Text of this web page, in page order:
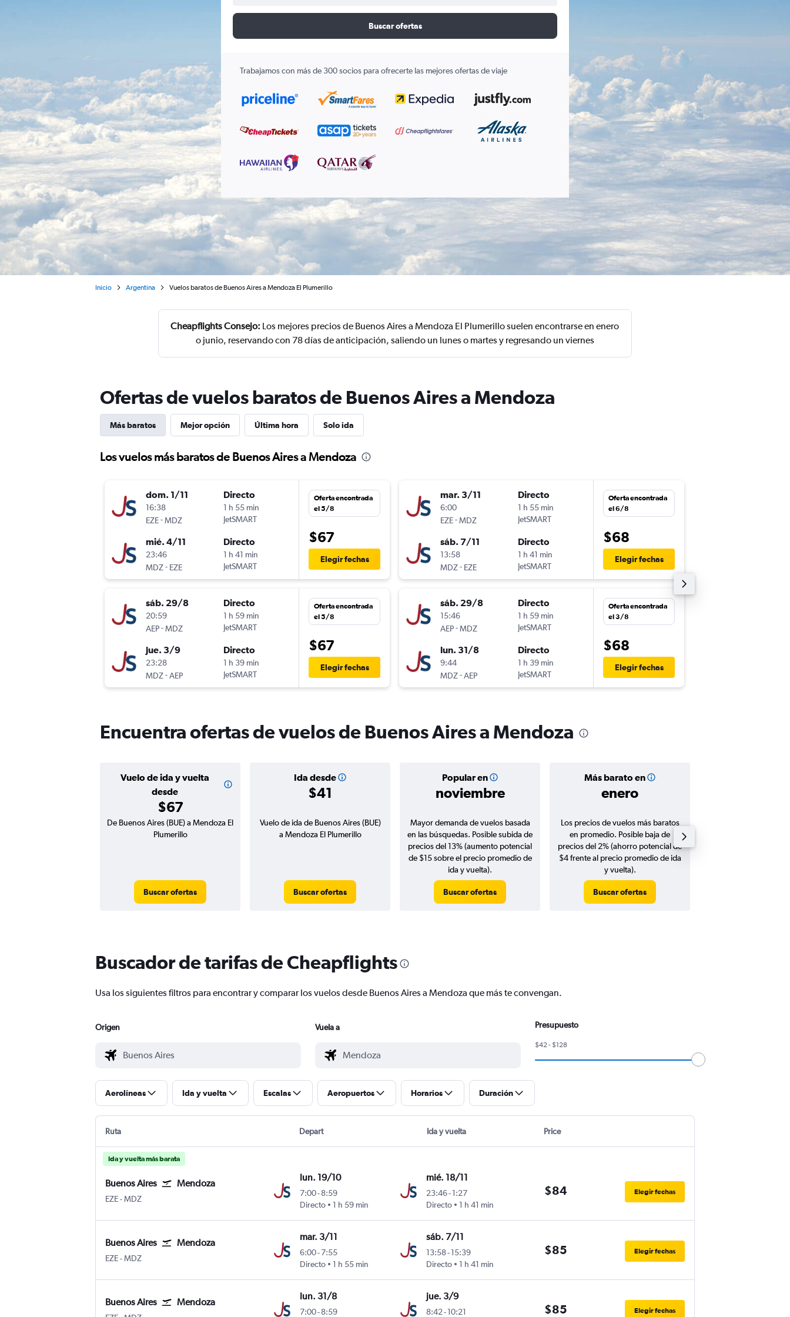
Buscar ofertas
Trabajamos con más de 300 socios para ofrecerte las mejores ofertas de viaje
Inicio Argentina Vuelos baratos de Buenos Aires a Mendoza El Plumerillo
Cheapflights Consejo: Los mejores precios de Buenos Aires a Mendoza El Plumerillo suelen encontrarse en enero
o junio, reservando con 78 días de anticipación, saliendo un lunes o martes y regresando un viernes
Ofertas de vuelos baratos de Buenos Aires a Mendoza
Más baratos Mejor opción Última hora Solo ida
Los vuelos más baratos de Buenos Aires a Mendoza
dom. 1/11
16:38
EZE-MDZ
Directo
1 h 55 min
JetSMART
mié. 4/11
23:46
MDZ- EZE
Directo
1 h 41 min
JetSMART
Oferta encontrada
el 5/8
$67
Elegir fechas
sáb. 29/8
20:59
AEP-MDZ
Directo
1 h 59 min
JetSMART
jue. 3/9
23:28
MDZ-AEP
Directo
1 h 39 min
JetSMART
Oferta encontrada
el 5/8
$67
Elegir fechas
mar. 3/11
6:00
EZE-MDZ
Directo
1 h 55 min
JetSMART
sáb. 7/11
13:58
MDZ- EZE
Directo
1 h 41 min
JetSMART
Oferta encontrada
el 6/8
$68
Elegir fechas
sáb. 29/8
15:46
AEP-MDZ
Directo
1 h 59 min
JetSMART
lun. 31/8
9:44
MDZ-AEP
Directo
1 h 39 min
JetSMART
Oferta encontrada
el 3/8
$68
Elegir fechas
Encuentra ofertas de vuelos de Buenos Aires a Mendoza
Vuelo de ida y vuelta
desde
$67
Ida desde
$41
Popular en
noviembre
Más barato en
enero
De Buenos Aires (BUE) a Mendoza El
Plumerillo
Buscar ofertas
Vuelo de ida de Buenos Aires (BUE)
a Mendoza El Plumerillo
Buscar ofertas
Mayor demanda de vuelos basada
en las búsquedas. Posible subida de
precios del 13% (aumento potencial
de $15 sobre el precio promedio de
ida y vuelta).
Buscar ofertas
Los precios de vuelos más baratos
en promedio. Posible baja de
precios del 2% (ahorro potencial de
$4 frente al precio promedio de ida
y vuelta).
Buscar ofertas
Buscador de tarifas de Cheapflights
Usa los siguientes filtros para encontrar y comparar los vuelos desde Buenos Aires a Mendoza que más te convengan.
Origen Vuela a Presupuesto
$42 - $128
Aerolíneas Ida y vuelta Escalas Aeropuertos Horarios Duración
Ruta Depart Ida y vuelta Price
Ida y vuelta más barata
Buenos Aires Mendoza
EZEBuenos Aires Internacional Ministro Pistarini
-MDZ
lun. 19/10
7:00-8:59
Directo
1 h 59 min
mié. 18/11
23:46-1:27
Directo
1 h 41 min
$84 Elegir fechas
Buenos Aires Mendoza
EZEBuenos Aires Internacional Ministro Pistarini
-MDZ
mar. 3/11
6:00-7:55
Directo
1 h 55 min
sáb. 7/11
13:58-15:39
Directo
1 h 41 min
$85 Elegir fechas
Buenos Aires Mendoza
lun. 31/8
7:00-8:59
jue. 3/9
8:42-10:21
$85 Elegir fechas